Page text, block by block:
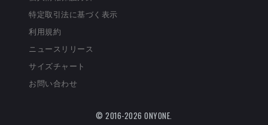
特定取引法に基づく表示
利用規約
ニュースリリース
サイズチャート
お問い合わせ
© 2016-2026 ONYONE.